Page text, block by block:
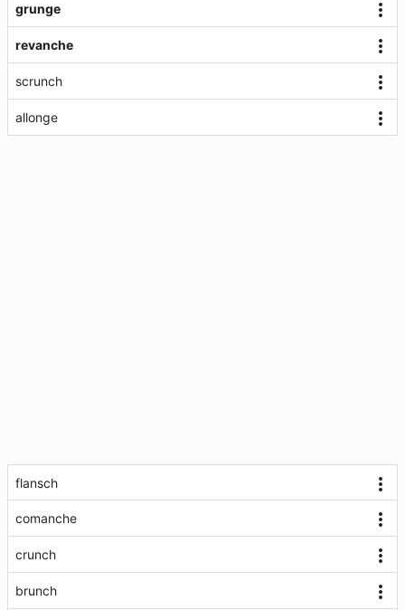
grunge
revanche
scrunch
allonge
flansch
comanche
crunch
brunch